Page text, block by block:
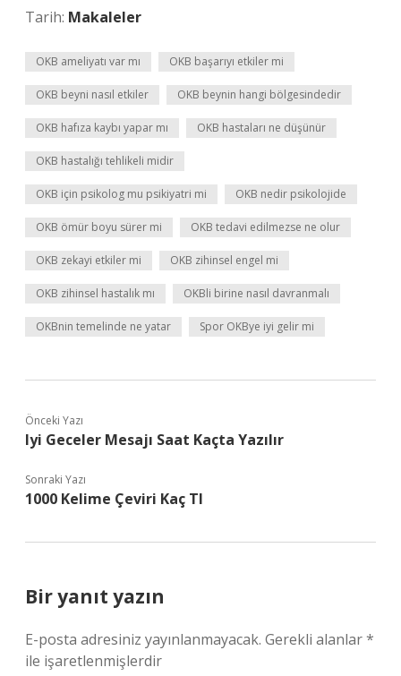
Tarih: Makaleler
OKB ameliyatı var mı OKB başarıyı etkiler mi
OKB beyni nasıl etkiler OKB beynin hangi bölgesindedir
OKB hafıza kaybı yapar mı OKB hastaları ne düşünür
OKB hastalığı tehlikeli midir
OKB için psikolog mu psikiyatri mi OKB nedir psikolojide
OKB ömür boyu sürer mi OKB tedavi edilmezse ne olur
OKB zekayi etkiler mi OKB zihinsel engel mi
OKB zihinsel hastalık mı OKBli birine nasıl davranmalı
OKBnin temelinde ne yatar Spor OKBye iyi gelir mi
Önceki Yazı
Iyi Geceler Mesajı Saat Kaçta Yazılır
Sonraki Yazı
1000 Kelime Çeviri Kaç Tl
Bir yanıt yazın
E-posta adresiniz yayınlanmayacak. Gerekli alanlar*
ile işaretlenmişlerdir